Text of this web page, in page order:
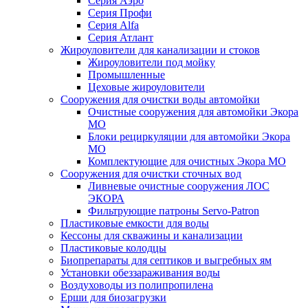
Серия Профи
Серия Alfa
Серия Атлант
Жироуловители для канализации и стоков
Жироуловители под мойку
Промышленные
Цеховые жироуловители
Сооружения для очистки воды автомойки
Очистные сооружения для автомойки Экора
МО
Блоки рециркуляции для автомойки Экора
МО
Комплектующие для очистных Экора МО
Сооружения для очистки сточных вод
Ливневые очистные сооружения ЛОС
ЭКОРА
Фильтрующие патроны Servo-Patron
Пластиковые емкости для воды
Кессоны для скважины и канализации
Пластиковые колодцы
Биопрепараты для септиков и выгребных ям
Установки обеззараживания воды
Воздуховоды из полипропилена
Ерши для биозагрузки